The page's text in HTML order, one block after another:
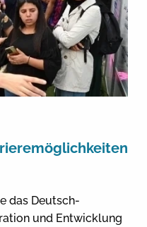
das Deutsch-
und Entwicklung